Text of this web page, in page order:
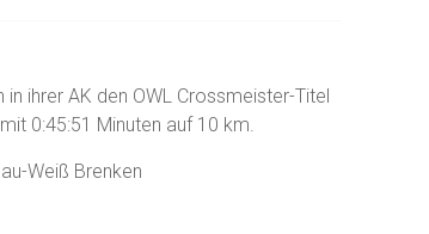
ihrer AK den OWL Crossmeister-Titel
0:45:51 Minuten auf 10 km.
Weiß Brenken